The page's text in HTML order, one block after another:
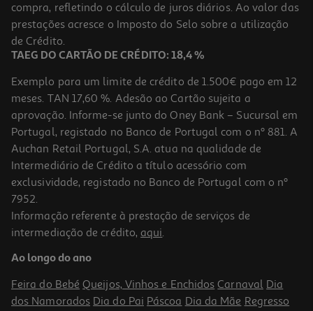
compra, refletindo o cálculo de juros diários. Ao valor das
prestações acresce o Imposto do Selo sobre a utilização
de Crédito.
TAEG DO CARTÃO DE CRÉDITO: 18,4 %
Exemplo para um limite de crédito de 1.500€ pago em 12
meses. TAN 17,60 %. Adesão ao Cartão sujeita a
aprovação. Informe-se junto do Oney Bank – Sucursal em
Portugal, registado no Banco de Portugal com o nº 881. A
Auchan Retail Portugal, S.A. atua na qualidade de
Intermediário de Crédito a título acessório com
exclusividade, registado no Banco de Portugal com o nº
7952.
Informação referente à prestação de serviços de
intermediação de crédito, aqui.
Ao longo do ano
Feira do Bebé Queijos, Vinhos e Enchidos Carnaval Dia
dos Namorados Dia do Pai Páscoa Dia da Mãe Regresso